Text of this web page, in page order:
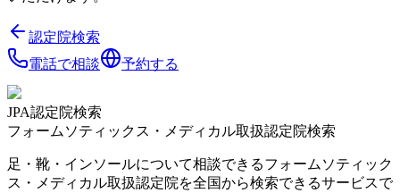
認定院検索
電話で相談
予約する
JPA認定院検索
フォームソティックス・メディカル取扱認定院検索
足・靴・インソールについて相談できるフォームソティック
ス・メディカル取扱認定院を全国から検索できるサービスで